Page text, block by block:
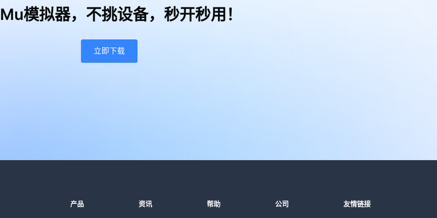
模拟器， 不挑设备，秒开秒用！
立即下载
产品 资讯 帮助 公司 友情链接